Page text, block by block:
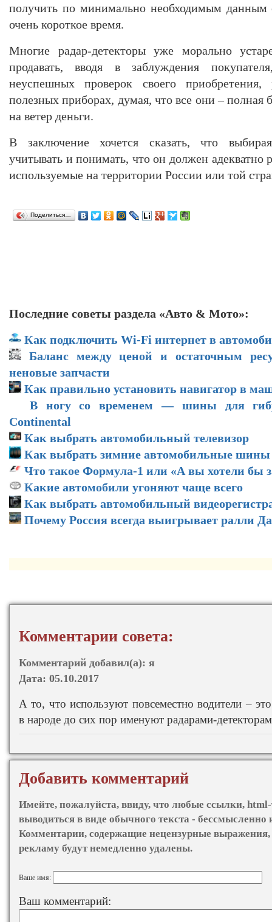
получить по минимально необходимым данным
очень короткое время.
Многие радар-детекторы уже морально
продавать, вводя в заблуждения
неуспешных проверок своего приобретения,
полезных приборах, думая, что все они – полная
на ветер деньги.
В заключение хочется сказать, что
учитывать и понимать, что он должен адекватно
используемые на территории России или той
Поделиться…
Последние советы раздела «Авто & Мото»:
Как подключить Wi-Fi интернет в
Баланс между ценой и остаточным
неновые запчасти
Как правильно установить навигатор в
В ногу со временем — шины для
Continental
Как выбрать автомобильный телевизор
Как выбрать зимние автомобильные шины
Что такое Формула-1 или «А вы хотели бы
Какие автомобили угоняют чаще всего
Как выбрать автомобильный
Почему Россия всегда выигрывает ралли
Комментарии совета:
Комментарий добавил(а): я
Дата: 05.10.2017
А то, что используют повсеместно водители –
в народе до сих пор именуют радарами-
Добавить комментарий
Имейте, пожалуйста, ввиду, что любые ссылки,
выводиться в виде обычного текста - бессмысленно
Комментарии, содержащие нецензурные
рекламу будут немедленно удалены.
Ваше имя:
Ваш комментарий: